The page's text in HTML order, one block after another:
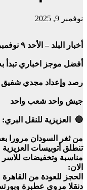
نوفمبر 9, 2025
أخبار البلد – الأحد ٩ نوفمبر ٢٠٢٥م
أفضل موجز اخباري تبدأ
رصد وإعداد مجدي شفيق
جيش واحد شعب واحد
🔵 العزيزية للنقل البري:
من ثغر السودان مرورا
تنطلق أتوبيسات
مناسبة وتخفيضات
الان:
الحجز للعودة من القاهرة
دنقلا مروي عطبرة